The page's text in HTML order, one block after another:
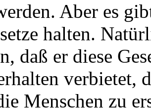
Aber es
halten.
daß er diese
verbietet,
Menschen zu